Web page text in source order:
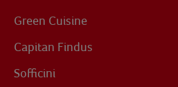
Green Cuisine
Capitan Findus
Sofficini